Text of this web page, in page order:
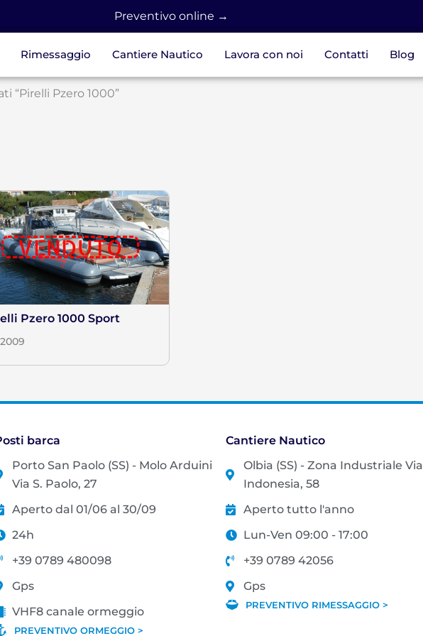
Preventivo online →
Rimessaggio Cantiere Nautico Lavora con noi Contatti Blog
“Pirelli Pzero 1000”
VENDUTO
Pzero 1000 Sport
2009
barca
Porto San Paolo (SS) - Molo Arduini
Via S. Paolo, 27
Aperto dal 01/06 al 30/09
24h
+39 0789 480098
Gps
VHF8 canale ormeggio
PREVENTIVO ORMEGGIO >
Cantiere Nautico
Olbia (SS) - Zona Industriale Via
Indonesia, 58
Aperto tutto l'anno
Lun-Ven 09:00 - 17:00
+39 0789 42056
Gps
PREVENTIVO RIMESSAGGIO >